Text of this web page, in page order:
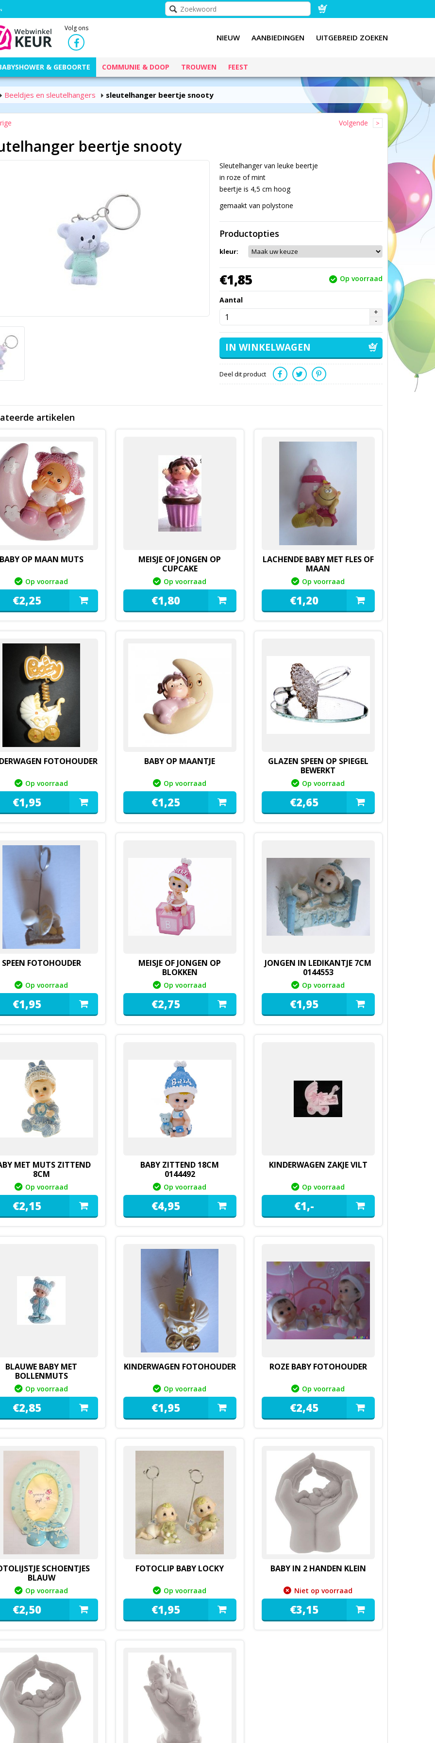
Volg ons
NIEUW AANBIEDINGEN UITGEBREID ZOEKEN
& GEBOORTE COMMUNIE & DOOP TROUWEN FEEST
Beeldjes en sleutelhangers sleutelhanger beertje snooty
Volgende
beertje snooty
Sleutelhanger van leuke beertje
in roze of mint
beertje is 4,5 cm hoog
gemaakt van polystone
Productopties
kleur:
€1,85 Op voorraad
Aantal
Deel dit product
artikelen
OP MAAN MUTS
Op voorraad
€2,25
MEISJE OF JONGEN OP
CUPCAKE
Op voorraad
€1,80
LACHENDE BABY MET FLES OF
MAAN
Op voorraad
€1,20
FOTOHOUDER
Op voorraad
€1,95
BABY OP MAANTJE
Op voorraad
€1,25
GLAZEN SPEEN OP SPIEGEL
BEWERKT
Op voorraad
€2,65
SPEEN FOTOHOUDER
Op voorraad
€1,95
MEISJE OF JONGEN OP
BLOKKEN
Op voorraad
€2,75
JONGEN IN LEDIKANTJE 7CM
0144553
Op voorraad
€1,95
MET MUTS ZITTEND
8CM
Op voorraad
€2,15
BABY ZITTEND 18CM
0144492
Op voorraad
€4,95
KINDERWAGEN ZAKJE VILT
Op voorraad
€1,-
BLAUWE BABY MET
BOLLENMUTS
Op voorraad
€2,85
KINDERWAGEN FOTOHOUDER
Op voorraad
€1,95
ROZE BABY FOTOHOUDER
Op voorraad
€2,45
SCHOENTJES
BLAUW
Op voorraad
€2,50
FOTOCLIP BABY LOCKY
Op voorraad
€1,95
BABY IN 2 HANDEN KLEIN
Niet op voorraad
€3,15